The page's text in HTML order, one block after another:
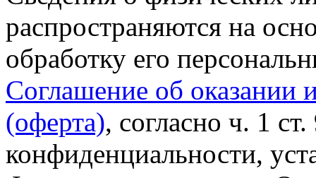
распространяются на
обработку его
Соглашение об оказании
(оферта), согласно ч. 1
конфиденциальности,